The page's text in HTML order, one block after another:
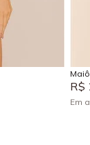
GG
R$
Em